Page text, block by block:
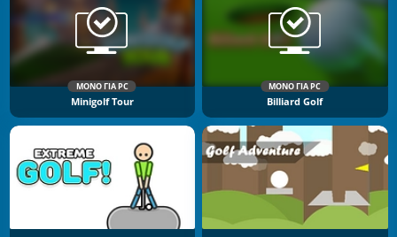
ΜΌΝΟ ΓΙΑ PC
Minigolf Tour
ΜΌΝΟ ΓΙΑ PC
Billiard Golf